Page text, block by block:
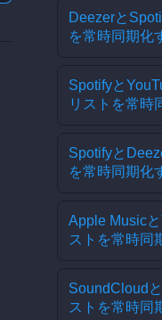
Deezerと
を常時同期化
Spotifyと
リストを常時
Spotifyと
を常時同期化
Apple Music
ストを常時同
SoundCloud
ストを常時同